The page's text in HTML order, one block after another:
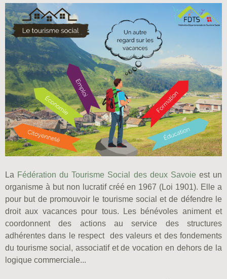
La Fédération du Tourisme Social des deux Savoie est un
organisme à but non lucratif créé en 1967 (Loi 1901). Elle a
pour but de promouvoir le tourisme social et de défendre le
droit aux vacances pour tous. Les bénévoles animent et
coordonnent des actions au service des structures
adhérentes dans le respect des valeurs et des fondements
du tourisme social, associatif et de vocation en dehors de la
logique commerciale...